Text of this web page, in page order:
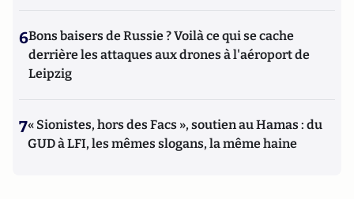
6Bons baisers de Russie ? Voilà ce qui se cache
derrière les attaques aux drones à l'aéroport de
Leipzig
7« Sionistes, hors des Facs », soutien au Hamas : du
GUD à LFI, les mêmes slogans, la même haine